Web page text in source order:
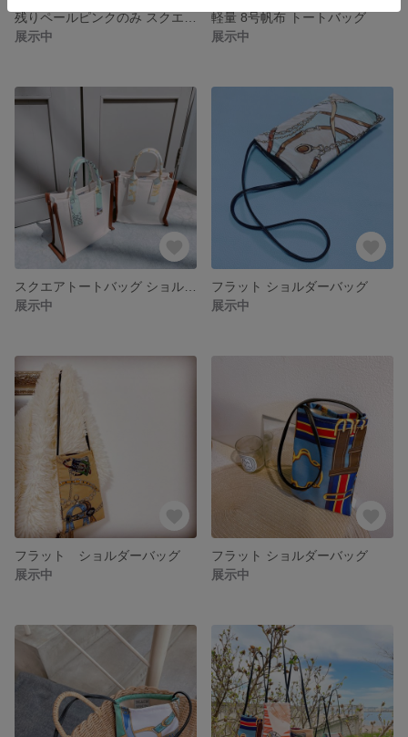
展示中
軽量 8号帆布 トートバッグ
展示中
展示中
フラット ショルダーバッグ
展示中
フラット ショルダーバッグ
展示中
フラット ショルダーバッグ
展示中